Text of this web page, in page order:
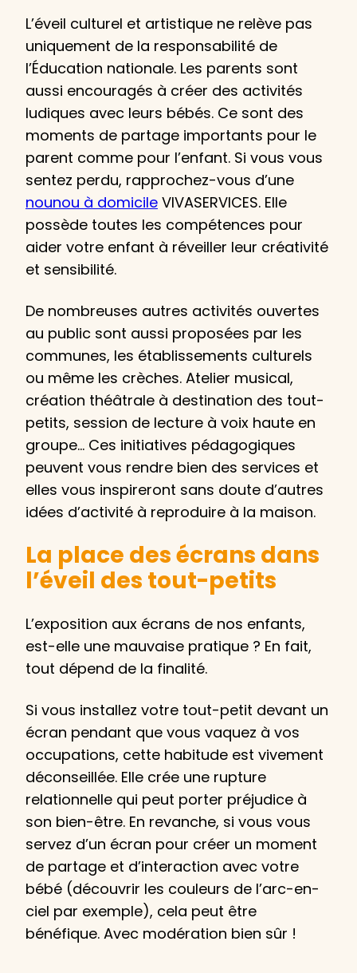
L’éveil culturel et artistique ne relève pas
uniquement de la responsabilité de
l’Éducation nationale. Les parents sont
aussi encouragés à créer des activités
ludiques avec leurs bébés. Ce sont des
moments de partage importants pour le
parent comme pour l’enfant. Si vous vous
sentez perdu, rapprochez-vous d’une
nounou à domicile VIVASERVICES. Elle
possède toutes les compétences pour
aider votre enfant à réveiller leur créativité
et sensibilité.
De nombreuses autres activités ouvertes
au public sont aussi proposées par les
communes, les établissements culturels
ou même les crèches. Atelier musical,
création théâtrale à destination des tout-
petits, session de lecture à voix haute en
groupe… Ces initiatives pédagogiques
peuvent vous rendre bien des services et
elles vous inspireront sans doute d’autres
idées d’activité à reproduire à la maison.
La place des écrans dans
l’éveil des tout-petits
L’exposition aux écrans de nos enfants,
est-elle une mauvaise pratique ? En fait,
tout dépend de la finalité.
Si vous installez votre tout-petit devant un
écran pendant que vous vaquez à vos
occupations, cette habitude est vivement
déconseillée. Elle crée une rupture
relationnelle qui peut porter préjudice à
son bien-être. En revanche, si vous vous
servez d’un écran pour créer un moment
de partage et d’interaction avec votre
bébé (découvrir les couleurs de l’arc-en-
ciel par exemple), cela peut être
bénéfique. Avec modération bien sûr !